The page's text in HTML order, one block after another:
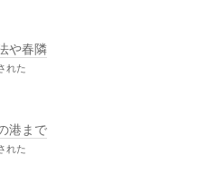
や春隣
れた
港まで
れた